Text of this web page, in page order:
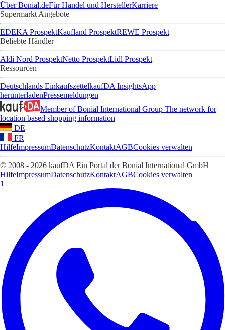
Über Bonial.deFür Handel und HerstellerKarriere
Supermarkt Angebote
EDEKA ProspektKaufland ProspektREWE Prospekt
Beliebte Händler
Aldi Nord ProspektNetto ProspektLidl Prospekt
Ressourcen
Deutschlands EinkaufszettelkaufDA InsightsApp
herunterladenPressemeldungen
Member of Bonial International Group The network for
location based shopping information
DE
FR
HilfeImpressumDatenschutzKontaktAGBCookies verwalten
© 2008 - 2026 kaufDA Ein Portal der Bonial International GmbH
HilfeImpressumDatenschutzKontaktAGBCookies verwalten
1